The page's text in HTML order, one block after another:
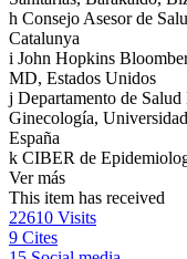
h Consejo Asesor de
Catalunya
i John Hopkins
MD, Estados Unidos
j Departamento de
Ginecología,
España
k CIBER de
Ver más
This item has received
22610 Visits
9 Cites